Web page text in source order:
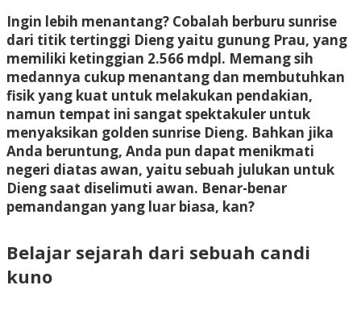
Ingin lebih menantang? Cobalah berburu sunrise
dari titik tertinggi Dieng yaitu gunung Prau, yang
memiliki ketinggian 2.566 mdpl. Memang sih
medannya cukup menantang dan membutuhkan
fisik yang kuat untuk melakukan pendakian,
namun tempat ini sangat spektakuler untuk
menyaksikan golden sunrise Dieng. Bahkan jika
Anda beruntung, Anda pun dapat menikmati
negeri diatas awan, yaitu sebuah julukan untuk
Dieng saat diselimuti awan. Benar-benar
pemandangan yang luar biasa, kan?
Belajar sejarah dari sebuah candi
kuno